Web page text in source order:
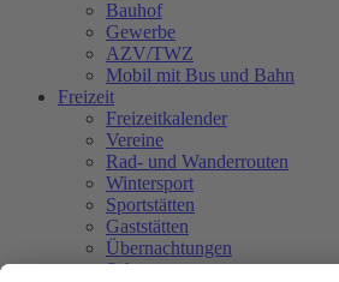
Bauhof
Gewerbe
AZV/TWZ
Mobil mit Bus und Bahn
Freizeit
Freizeitkalender
Vereine
Rad- und Wanderrouten
Wintersport
Sportstätten
Gaststätten
Übernachtungen
Sehenswertes